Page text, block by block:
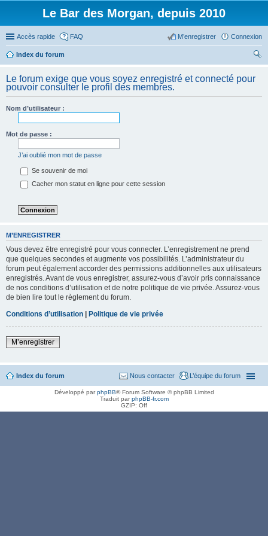
Le Bar des Morgan, depuis 2010
Accès rapide FAQ Connexion
M’enregistrer
Index du forum
her
ch
Le forum exige que vous soyez enregistré et connecté pour
pouvoir consulter le profil des membres.
Nom d’utilisateur :
Mot de passe :
J’ai oublié mon mot de passe
Se souvenir de moi
Cacher mon statut en ligne pour cette session
M’ENREGISTRER
Vous devez être enregistré pour vous connecter. L’enregistrement ne prend
que quelques secondes et augmente vos possibilités. L’administrateur du
forum peut également accorder des permissions additionnelles aux utilisateurs
enregistrés. Avant de vous enregistrer, assurez-vous d’avoir pris connaissance
de nos conditions d’utilisation et de notre politique de vie privée. Assurez-vous
de bien lire tout le règlement du forum.
Conditions d’utilisation | Politique de vie privée
M’enregistrer
Index du forum L’équipe du forum
Nous contacter
Développé parphpBB® Forum Software © phpBB Limited
Traduit parphpBB-fr.com
GZIP: Off